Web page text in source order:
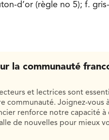
d’or (règle no 5); f.
la communauté
et lectrices sont
communauté. Joignez-vous
renforce notre capacité
de nouvelles pour mieux